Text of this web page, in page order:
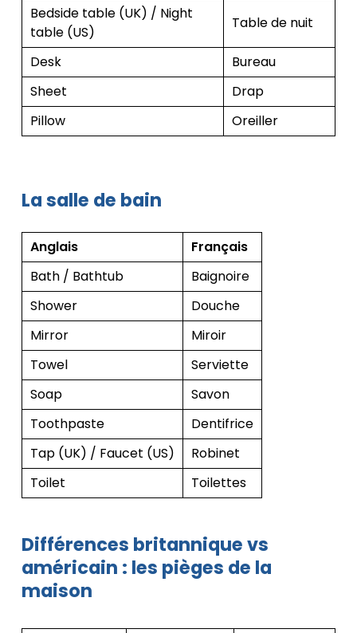
Bedside table (UK) / Night
table (US)
Table de nuit
Desk
Bureau
Sheet
Drap
Pillow
Oreiller
La salle de bain
Anglais
Français
Bath / Bathtub
Baignoire
Shower
Douche
Mirror
Miroir
Towel
Serviette
Soap
Savon
Toothpaste
Dentifrice
Tap (UK) / Faucet (US)
Robinet
Toilet
Toilettes
Différences britannique vs
américain : les pièges de la
maison